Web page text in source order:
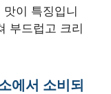
이 특징입니
부드럽고 크리
에서 소비되